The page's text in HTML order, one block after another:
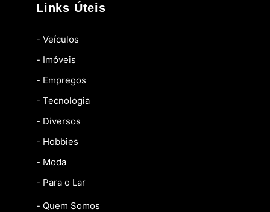
Links Úteis
- Veículos
- Imóveis
- Empregos
- Tecnologia
- Diversos
- Hobbies
- Moda
- Para o Lar
- Quem Somos